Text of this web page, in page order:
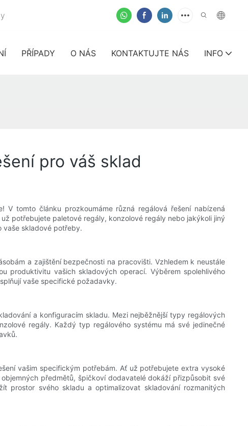
PŘÍPADY O NÁS KONTAKTUJTE NÁS INFO
pro váš sklad
V tomto článku prozkoumáme různá regálová řešení nabízená
potřebujete paletové regály, konzolové regály nebo jakýkoli jiný
vaše skladové potřeby.
a zajištění bezpečnosti na pracovišti. Vzhledem k neustále
produktivitu vašich skladových operací. Výběrem spolehlivého
vaše specifické požadavky.
a konfiguracím skladu. Mezi nejběžnější typy regálových
regály. Každý typ regálového systému má své jedinečné
vašim specifickým potřebám. Ať už potřebujete extra vysoké
předmětů, špičkoví dodavatelé dokáží přizpůsobit své
prostor svého skladu a optimalizovat skladování rozmanitých